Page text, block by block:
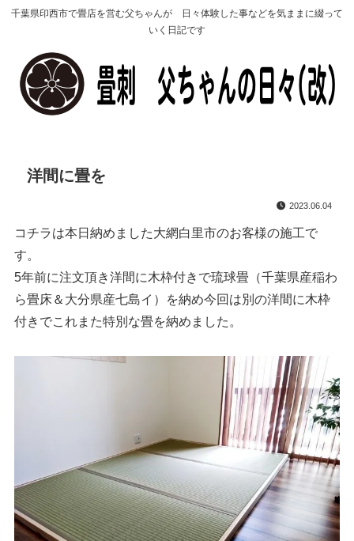
千葉県印西市で畳店を営む父ちゃんが 日々体験した事などを気ままに綴って
いく日記です
洋間に畳を
2023.06.04
コチラは本日納めました大網白里市のお客様の施工で
す。
5年前に注文頂き洋間に木枠付きで琉球畳（千葉県産稲わ
ら畳床＆大分県産七島イ）を納め今回は別の洋間に木枠
付きでこれまた特別な畳を納めました。